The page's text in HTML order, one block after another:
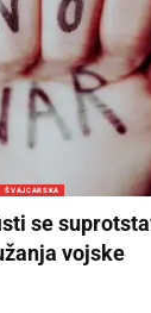
ŠVAJCARSKA
se
vojske